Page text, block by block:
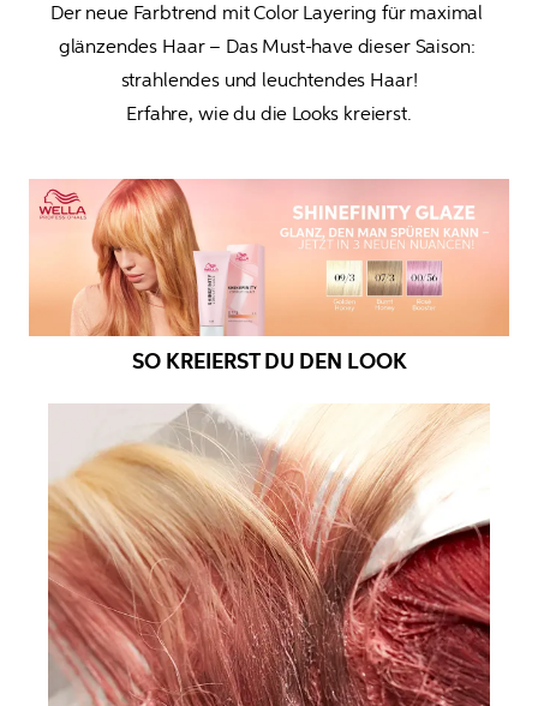
Der neue Farbtrend mit Color Layering für maximal
glänzendes Haar – Das Must-have dieser Saison:
strahlendes und leuchtendes Haar!
Erfahre, wie du die Looks kreierst.
SO KREIERST DU DEN LOOK